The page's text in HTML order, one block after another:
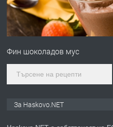
ПРЕДЛАГА
Продавам
асфалт
Фин шоколадов мус
За Haskovo.NET